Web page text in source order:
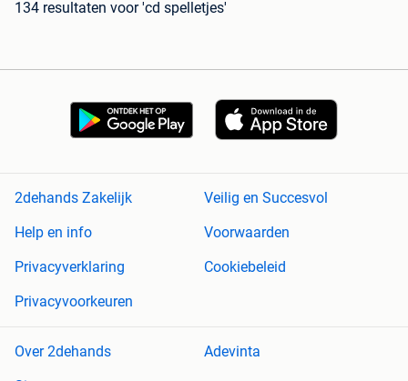
134 resultaten voor 'cd spelletjes'
2dehands Zakelijk
Veilig en Succesvol
Help en info
Voorwaarden
Privacyverklaring
Cookiebeleid
Privacyvoorkeuren
Over 2dehands
Adevinta